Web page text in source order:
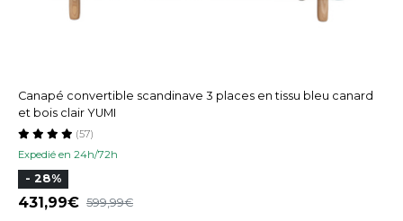
Canapé convertible scandinave 3 places en tissu bleu canard
et bois clair YUMI
Expedié en 24h/72h
(57)
- 28%
431,99 599,99